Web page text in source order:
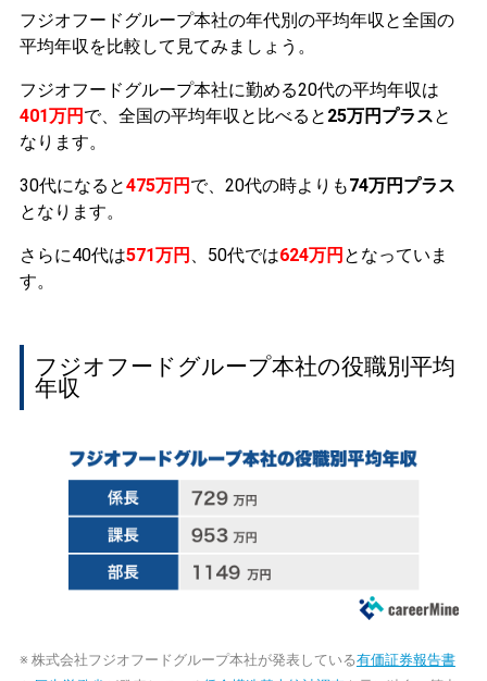
フジオフードグループ本社の年代別の平均年収と全国の
平均年収を比較して見てみましょう。
フジオフードグループ本社に勤める20代の平均年収は
401万円 で、全国の平均年収と比べると 25万円プラスと
なります。
30代になると475万円 で、20代の時よりも74万円プラス
となります。
さらに40代は571万円 、50代では624万円 となっていま
す。
フジオフードグループ本社の役職別平均
年収
※ 株式会社フジオフードグループ本社が発表している有価証券報告書